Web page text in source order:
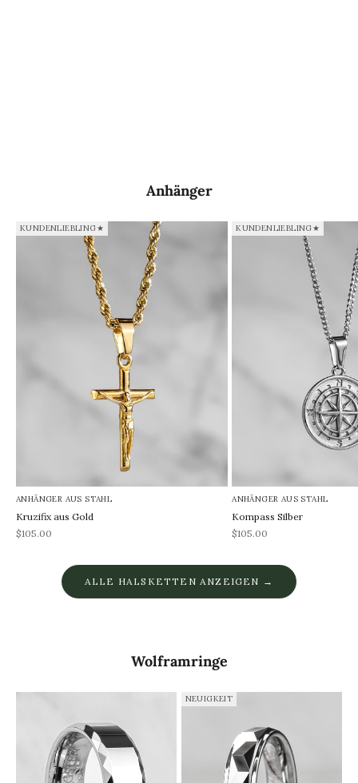
Anhänger
KUNDENLIEBLING★
ANHÄNGER AUS STAHL
Kruzifix aus Gold
REA-pris
$105.00
KUNDENLIEBLING★
ANHÄNGER AUS STAHL
Kompass Silber
REA-pris
$105.00
ALLE HALSKETTEN ANZEIGEN →
Wolframringe
NEUIGKEIT